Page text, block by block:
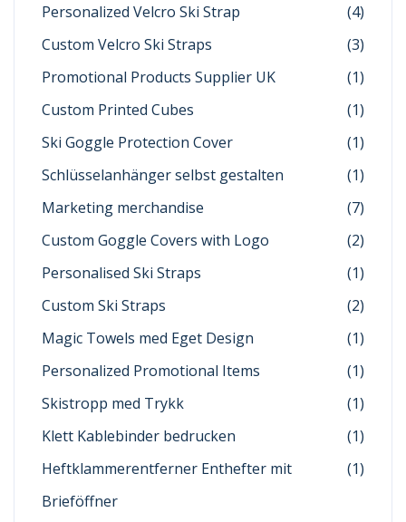
Personalized Velcro Ski Strap
(4)
Custom Velcro Ski Straps
(3)
Promotional Products Supplier UK
(1)
Custom Printed Cubes
(1)
Ski Goggle Protection Cover
(1)
Schlüsselanhänger selbst gestalten
(1)
Marketing merchandise
(7)
Custom Goggle Covers with Logo
(2)
Personalised Ski Straps
(1)
Custom Ski Straps
(2)
Magic Towels med Eget Design
(1)
Personalized Promotional Items
(1)
Skistropp med Trykk
(1)
Klett Kablebinder bedrucken
(1)
Heftklammerentferner Enthefter mit
Brieföffner
(1)